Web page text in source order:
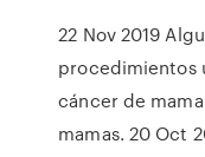
22 Nov 2019
procedimientos
cáncer de
mamas. 20 Oct